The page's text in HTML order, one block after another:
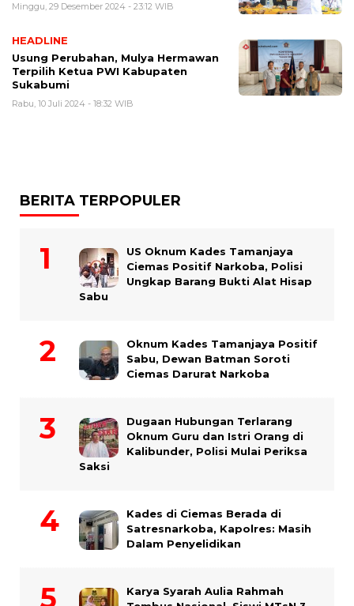
Minggu, 29 Desember 2024 - 23:12 WIB
HEADLINE
Usung Perubahan, Mulya Hermawan
Terpilih Ketua PWI Kabupaten
Sukabumi
Rabu, 10 Juli 2024 - 18:32 WIB
BERITA TERPOPULER
US Oknum Kades Tamanjaya
Ciemas Positif Narkoba, Polisi
Ungkap Barang Bukti Alat Hisap
Sabu
Oknum Kades Tamanjaya Positif
Sabu, Dewan Batman Soroti
Ciemas Darurat Narkoba
Dugaan Hubungan Terlarang
Oknum Guru dan Istri Orang di
Kalibunder, Polisi Mulai Periksa
Saksi
Kades di Ciemas Berada di
Satresnarkoba, Kapolres: Masih
Dalam Penyelidikan
Karya Syarah Aulia Rahmah